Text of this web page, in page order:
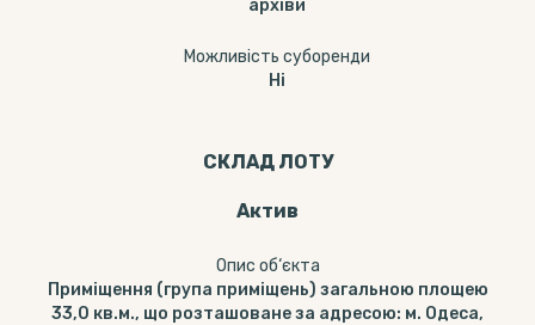
архіви
Можливість суборенди
Ні
СКЛАД ЛОТУ
Актив
Опис об‘єкта
Приміщення (група приміщень) загальною площею
33,0 кв.м., що розташоване за адресою: м. Одеса,